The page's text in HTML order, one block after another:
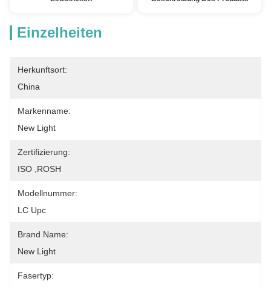
Einzelheiten
Herkunftsort:
China
Markenname:
New Light
Zertifizierung:
ISO ,ROSH
Modellnummer:
LC Upc
Brand Name:
New Light
Fasertyp: